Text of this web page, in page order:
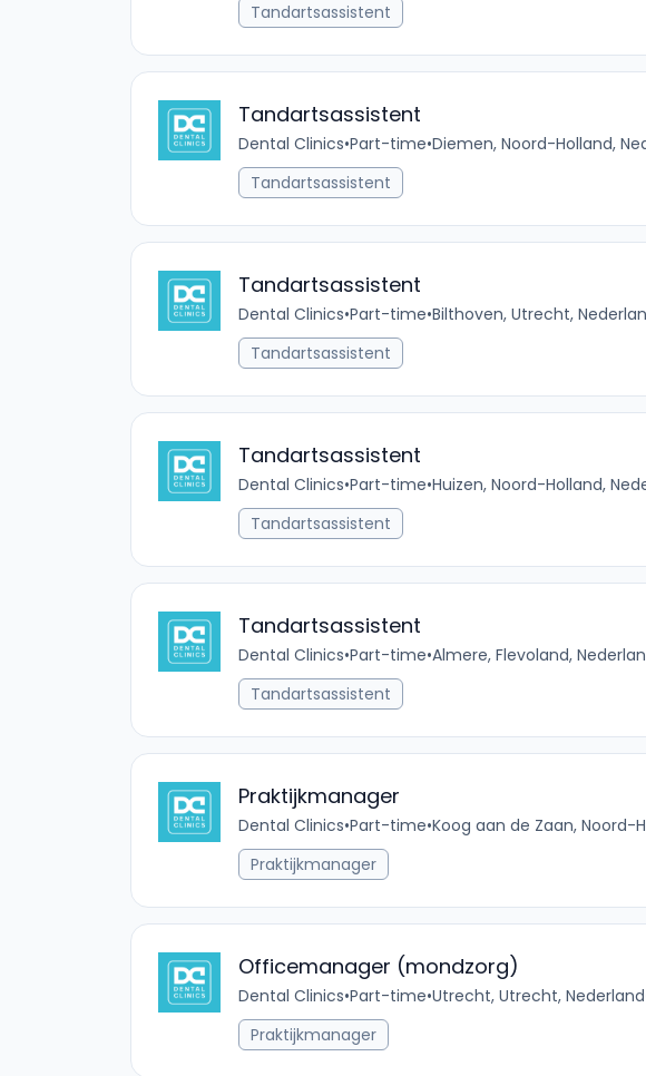
Tandartsassistent
Tandartsassistent
Dental Clinics•Part-time•Diemen, Noord-Holland,
Tandartsassistent
Tandartsassistent
Dental Clinics•Part-time•Bilthoven, Utrecht,
Tandartsassistent
Tandartsassistent
Dental Clinics•Part-time•Huizen, Noord-Holland,
Tandartsassistent
Tandartsassistent
Dental Clinics•Part-time•Almere, Flevoland,
Tandartsassistent
Praktijkmanager
Dental Clinics•Part-time•Koog aan de Zaan, Noord-
Praktijkmanager
Officemanager (mondzorg)
Dental Clinics•Part-time•Utrecht, Utrecht, Nederland
Praktijkmanager